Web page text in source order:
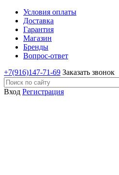
Условия оплаты
Доставка
Гарантия
Магазин
Бренды
Вопрос-ответ
+7(916)147-71-69 Заказать звонок
Вход Регистрация